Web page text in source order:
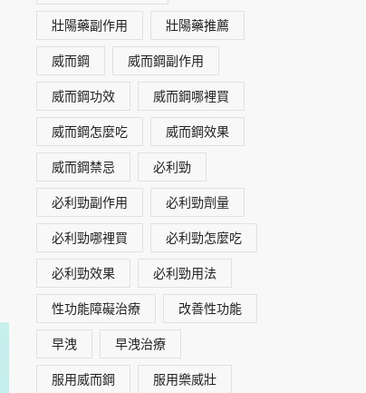
壯陽藥副作用 壯陽藥推薦
威而鋼 威而鋼副作用
威而鋼功效 威而鋼哪裡買
威而鋼怎麼吃 威而鋼效果
威而鋼禁忌 必利勁
必利勁副作用 必利勁劑量
必利勁哪裡買 必利勁怎麼吃
必利勁效果 必利勁用法
性功能障礙治療 改善性功能
早洩 早洩治療
服用威而鋼 服用樂威壯